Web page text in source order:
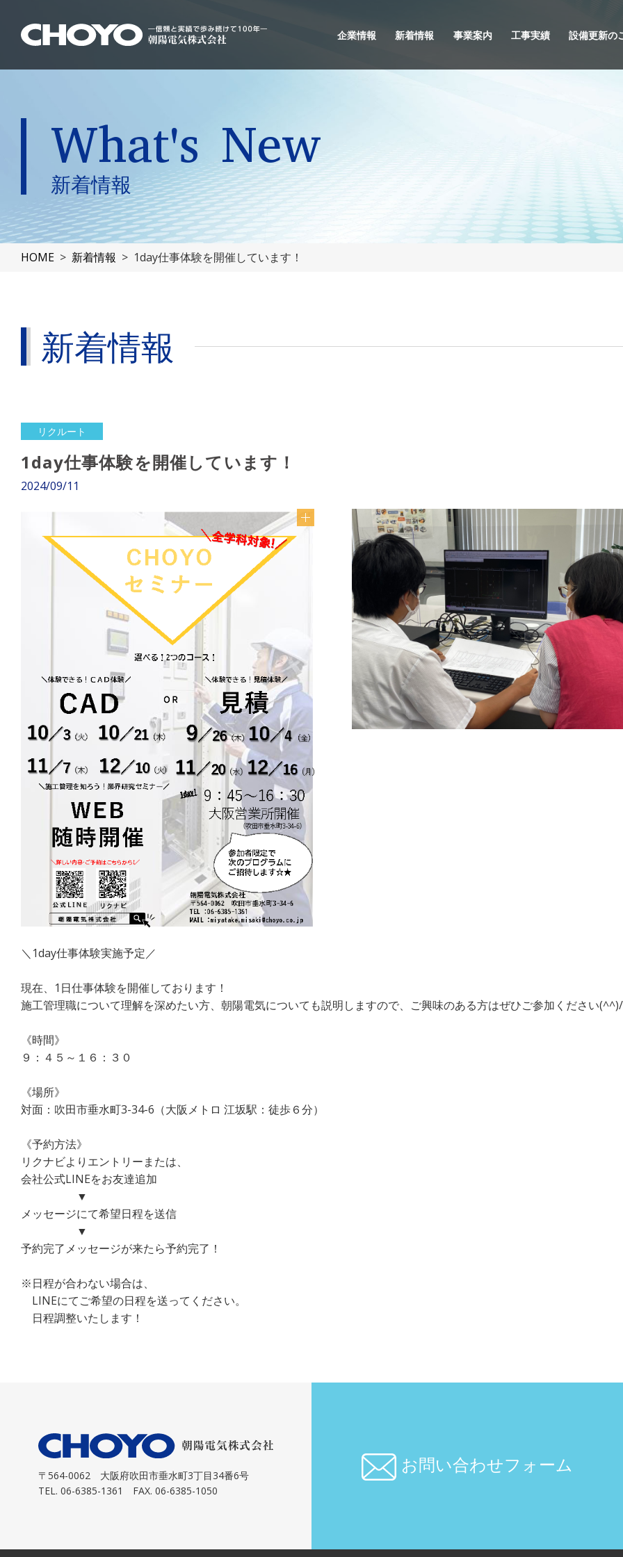
企業情報 新着情報 事業案内 工事実績 設備更新の
What's New
新着情報
HOME 新着情報 1day仕事体験を開催しています！
新着情報
リクルート
1day仕事体験を開催しています！
2024/09/11
＼1day仕事体験実施予定／
現在、1日仕事体験を開催しております！
施工管理職について理解を深めたい方、朝陽電気についても説明しますので、ご興味のある方はぜひご参加ください(^^)/
《時間》
９：４５～１６：３０
《場所》
対面：吹田市垂水町3-34-6（大阪メトロ 江坂駅：徒歩６分）
《予約方法》
リクナビよりエントリーまたは、
会社公式LINEをお友達追加
▼
メッセージにて希望日程を送信
▼
予約完了メッセージが来たら予約完了！
※日程が合わない場合は、
LINEにてご希望の日程を送ってください。
日程調整いたします！
〒564-0062 大阪府吹田市垂水町3丁目34番6号
TEL. 06-6385-1361 FAX. 06-6385-1050
お問い合わせフォーム